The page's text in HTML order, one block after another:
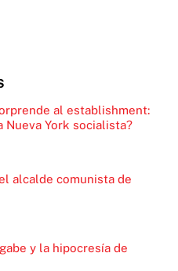
al establishment:
Nueva York socialista?
alcalde comunista de
y la hipocresía de